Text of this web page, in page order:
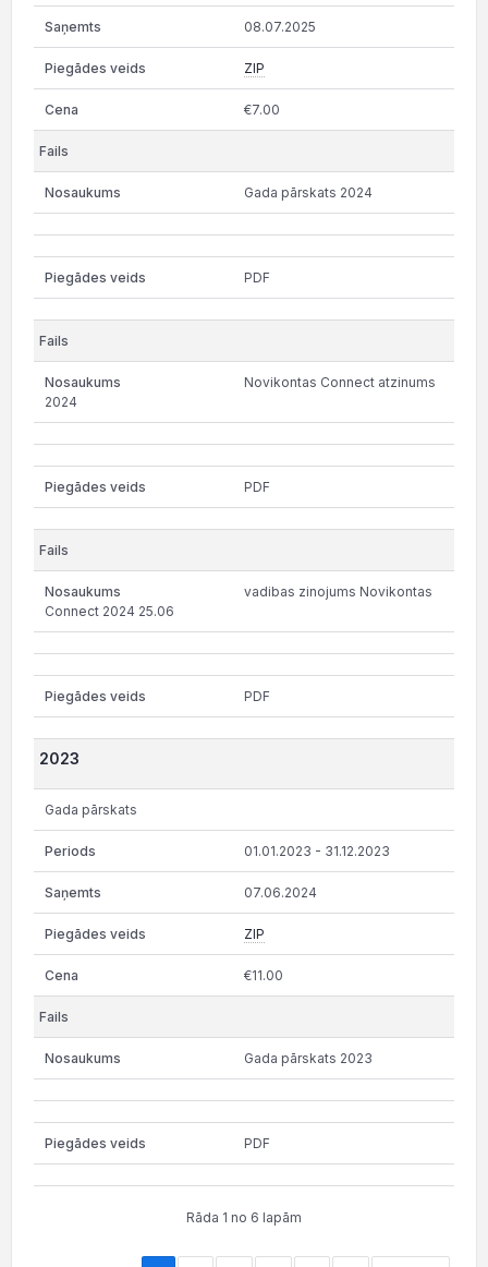
08.07.2025
ZIP
€7.00
Gada pārskats 2024
PDF
Novikontas Connect atzinums
2024
PDF
vadibas zinojums Novikontas
Connect 2024 25.06
PDF
2023
Gada pārskats
01.01.2023 - 31.12.2023
07.06.2024
ZIP
€11.00
Gada pārskats 2023
PDF
Rāda 1 no 6 lapām